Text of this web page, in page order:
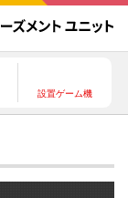
設置ゲーム機